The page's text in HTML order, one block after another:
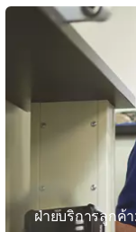
ฝ่ายบริการลูกค้า: